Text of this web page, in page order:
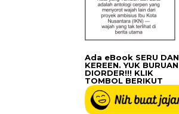
Ada eBook SERU DAN
KEREEN. YUK BURUAN
DIORDER!!! KLIK
TOMBOL BERIKUT